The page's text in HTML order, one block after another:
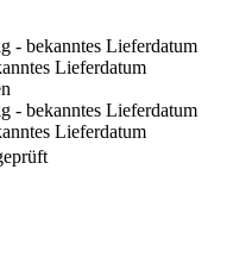
- bekanntes Lieferdatum
Lieferdatum
- bekanntes Lieferdatum
Lieferdatum